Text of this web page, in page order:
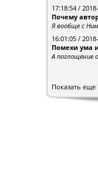
17:18:54 /
Почему
Я вообще с
16:01:05 /
Помехи ума
А поглощение
Показать еще